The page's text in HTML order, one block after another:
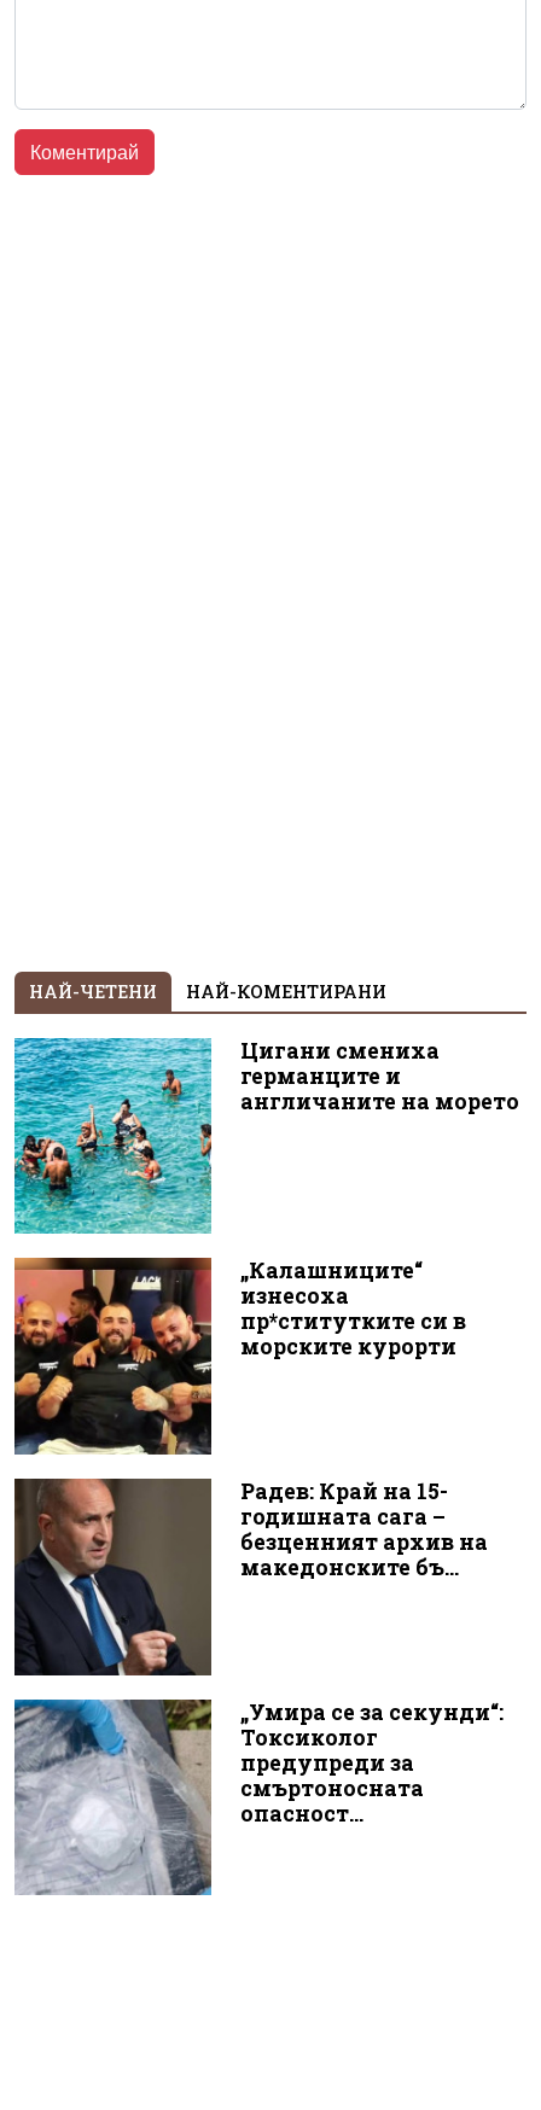
НАЙ-ЧЕТЕНИ НАЙ-КОМЕНТИРАНИ
Цигани смениха
германците и
англичаните на морето
„Калашниците“
изнесоха
пр*ститутките си в
морските курорти
Радев: Край на 15-
годишната сага –
безценният архив на
македонските бъ...
„Умира се за секунди“:
Токсиколог
предупреди за
смъртоносната
опасност...